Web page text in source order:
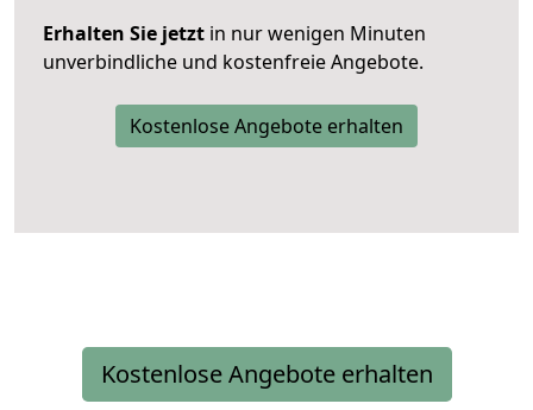
Erhalten Sie jetzt in nur wenigen Minuten
unverbindliche und kostenfreie Angebote.
Kostenlose Angebote erhalten
Kostenlose Angebote erhalten